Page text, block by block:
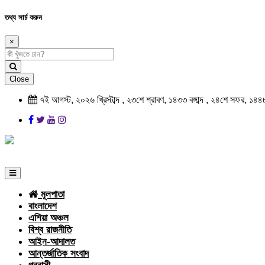
তথ্য সার্চ করুন
×
Close
৭ই আগস্ট, ২০২৬ খ্রিস্টাব্দ , ২৩শে শ্রাবণ, ১৪৩৩ বঙ্গাব্দ , ২৪শে সফর,
মূলপাতা
বাংলাদেশ
এশিয়া অঞ্চল
বিশ্ব রাজনীতি
আইন-আদালত
আন্তর্জাতিক সংবাদ